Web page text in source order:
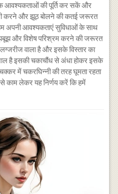
आवश्यकताओं की पूर्ति कर सकें और
करने और झूठ बोलने की कतई जरूरत
हम अपनी आवश्यकताएं सुविधाओं के साथ
और विशेष परिश्रम करने की जरूरत
लग्जरीज वाला है और इसके विस्तार का
है इसकी चकाचौंध से अंधा होकर इसके
में चकरघिन्नी की तरह घूमता रहता
काम लेकर यह निर्णय करें कि हमें